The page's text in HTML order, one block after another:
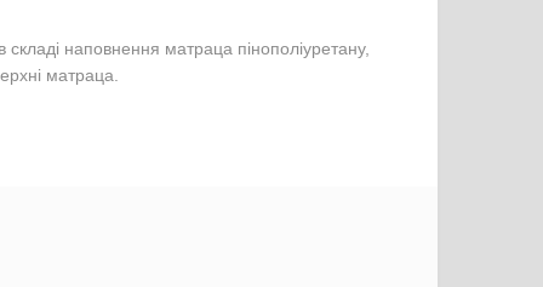
наповнення матраца пінополіуретану,
матраца.